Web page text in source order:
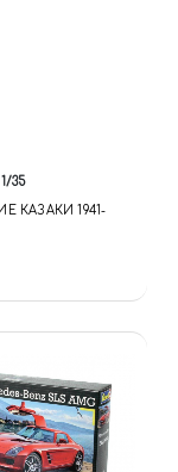
1/35
КАЗАКИ 1941-